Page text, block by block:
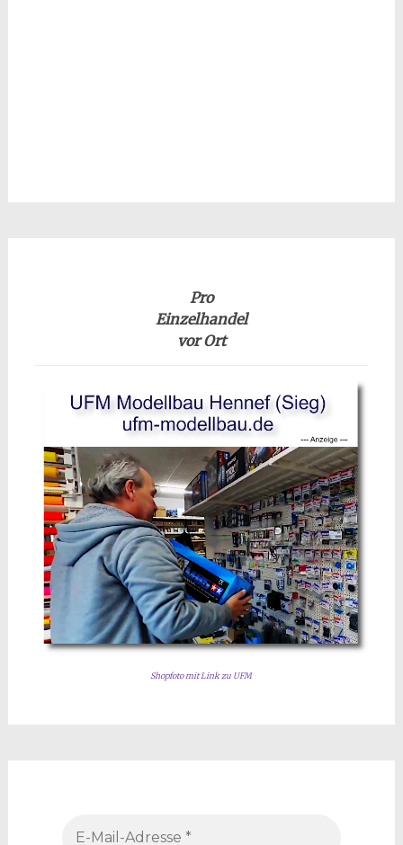
Pro
Einzelhandel
vor Ort
Shopfoto mit Link zu UFM